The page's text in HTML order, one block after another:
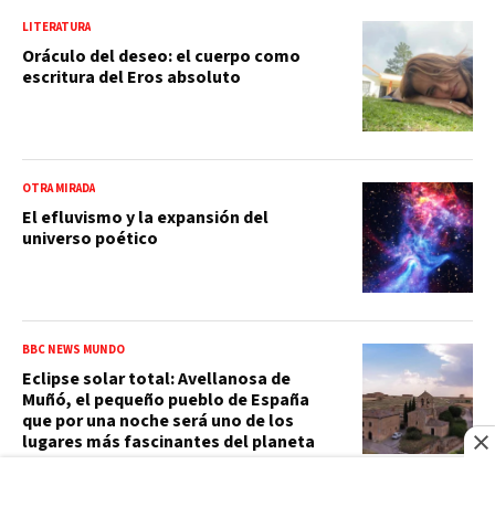
LITERATURA
Oráculo del deseo: el cuerpo como
escritura del Eros absoluto
OTRA MIRADA
El efluvismo y la expansión del
universo poético
BBC NEWS MUNDO
Eclipse solar total: Avellanosa de
Muñó, el pequeño pueblo de España
que por una noche será uno de los
lugares más fascinantes del planeta